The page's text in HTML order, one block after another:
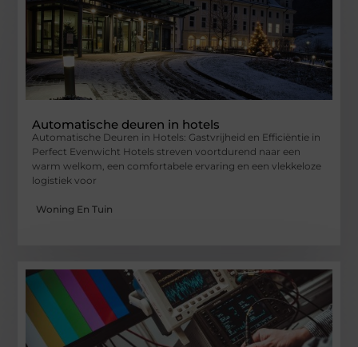
Automatische deuren in hotels
Automatische Deuren in Hotels: Gastvrijheid en Efficiëntie in
Perfect Evenwicht Hotels streven voortdurend naar een
warm welkom, een comfortabele ervaring en een vlekkeloze
logistiek voor
Woning En Tuin